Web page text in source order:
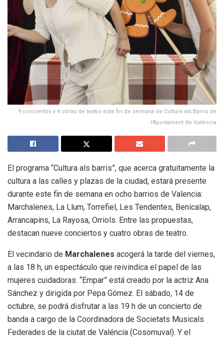
9 conciertos y 4 obras de teatro este fin de semana de Cultura als Barris de
l'Ajuntament de Valéncia
El programa “Cultura als barris”, que acerca gratuitamente la
cultura a las calles y plazas de la ciudad, estará presente
durante este fin de semana en ocho barrios de Valencia:
Marchalenes, La Llum, Torrefiel, Les Tendentes, Benicalap,
Arrancapins, La Rayosa, Orriols. Entre las propuestas,
destacan nueve conciertos y cuatro obras de teatro.
El vecindario de Marchalenes acogerá la tarde del viernes,
a las 18 h, un espectáculo que reivindica el papel de las
mujeres cuidadoras. “Empar” está creado por la actriz Ana
Sánchez y dirigida por Pepa Gómez. El sábado, 14 de
octubre, se podrá disfrutar a las 19 h de un concierto de
banda a cargo de la Coordinadora de Societats Musicals
Federades de la ciutat de Valéncia (Cosomuval). Y el